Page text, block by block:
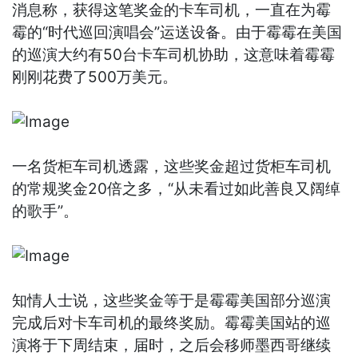
消息称，获得这笔奖金的卡车司机，一直在为霉
霉的“时代巡回演唱会”运送设备。由于霉霉在美国
的巡演大约有50台卡车司机协助，这意味着霉霉
刚刚花费了500万美元。
一名货柜车司机透露，这些奖金超过货柜车司机
的常规奖金20倍之多，“从未看过如此善良又阔绰
的歌手”。
知情人士说，这些奖金等于是霉霉美国部分巡演
完成后对卡车司机的最终奖励。霉霉美国站的巡
演将于下周结束，届时，之后会移师墨西哥继续